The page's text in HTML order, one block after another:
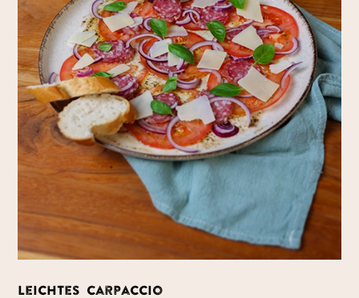
Leichtes Carpaccio